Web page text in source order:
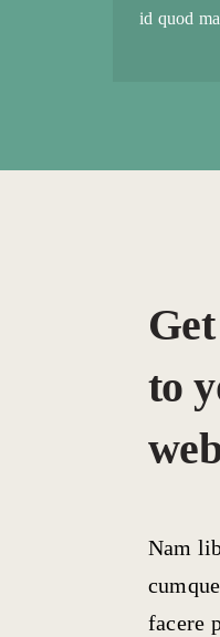
id quod
to
Nam
facere